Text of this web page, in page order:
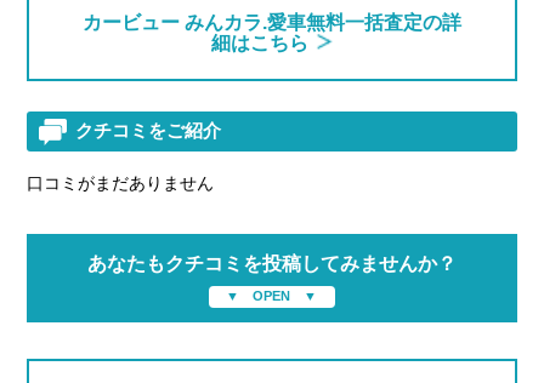
カービュー みんカラ.愛車無料一括査定の詳
細はこちら
クチコミをご紹介
口コミがまだありません
あなたもクチコミを投稿してみませんか？